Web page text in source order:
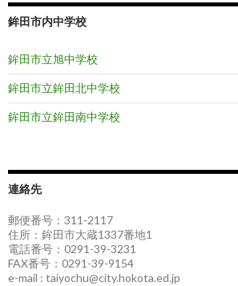
鉾田市内中学校
鉾田市立旭中学校
鉾田市立鉾田北中学校
鉾田市立鉾田南中学校
連絡先
郵便番号：311-2117
住所：鉾田市大蔵1337番地1
電話番号：0291-39-3231
FAX番号：0291-39-9154
e-mail : taiyochu@city.hokota.ed.jp